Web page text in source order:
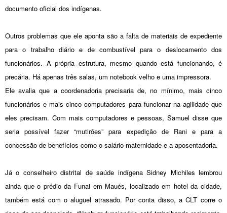
documento oficial dos indígenas.
Outros problemas que ele aponta são a falta de materiais de expediente
para o trabalho diário e de combustível para o deslocamento dos
funcionários. A própria estrutura, mesmo quando está funcionando, é
precária. Há apenas três salas, um notebook velho e uma impressora.
Ele avalia que a coordenadoria precisaria de, no mínimo, mais cinco
funcionários e mais cinco computadores para funcionar na agilidade que
eles precisam. Com mais computadores e pessoas, Samuel disse que
seria possível fazer “mutirões” para expedição de Rani e para a
concessão de benefícios como o salário-maternidade e a aposentadoria.
Já o conselheiro distrital de saúde indígena Sidney Michiles lembrou
ainda que o prédio da Funai em Maués, localizado em hotel da cidade,
também está com o aluguel atrasado. Por conta disso, a CLT corre o